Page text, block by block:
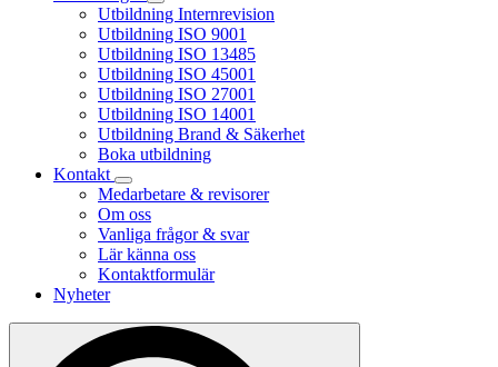
Utbildning Internrevision
Utbildning ISO 9001
Utbildning ISO 13485
Utbildning ISO 45001
Utbildning ISO 27001
Utbildning ISO 14001
Utbildning Brand & Säkerhet
Boka utbildning
Kontakt
Medarbetare & revisorer
Om oss
Vanliga frågor & svar
Lär känna oss
Kontaktformulär
Nyheter